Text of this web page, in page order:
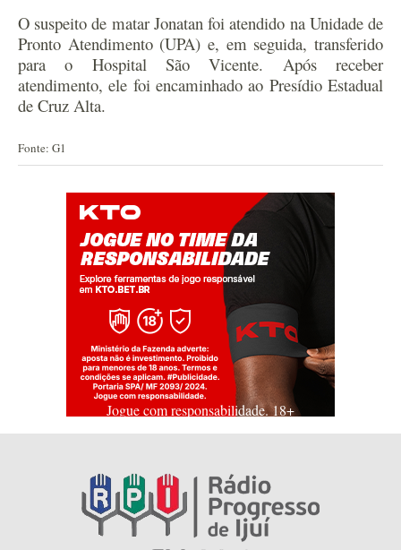
O suspeito de matar Jonatan foi atendido na Unidade de
Pronto Atendimento (UPA) e, em seguida, transferido
para o Hospital São Vicente. Após receber
atendimento, ele foi encaminhado ao Presídio Estadual
de Cruz Alta.
Fonte: G1
Jogue com responsabilidade. 18+